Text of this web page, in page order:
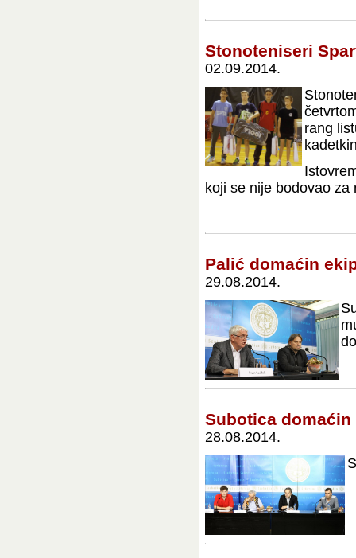
Stonoteniseri
02.09.2014.
rang
koji se nije bodovao za
Palić domaćin
29.08.2014.
Subotica
28.08.2014.